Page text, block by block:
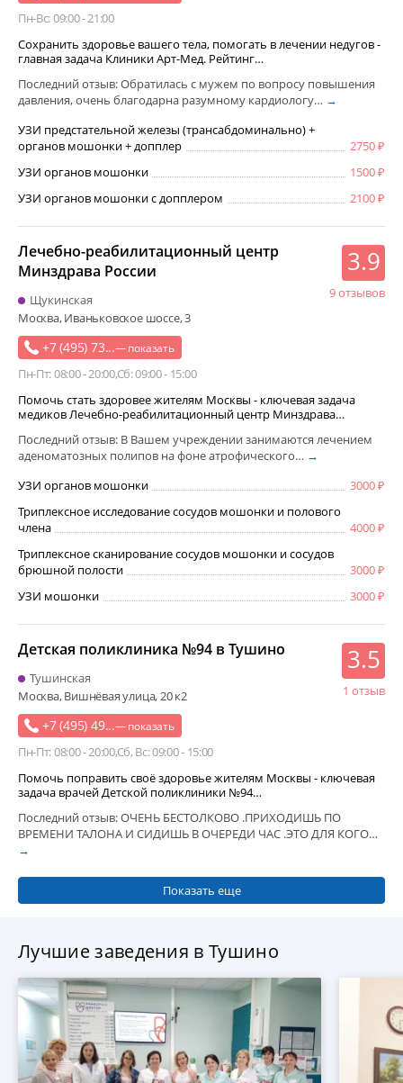
Пн-Вс: 09:00 - 21:00
Сохранить здоровье вашего тела, помогать в лечении недугов -
главная задача Клиники Арт-Мед. Рейтинг…
Последний отзыв: Обратилась с мужем по вопросу повышения
давления, очень благодарна разумному кардиологу… →
УЗИ предстательной железы (трансабдоминально) +
органов мошонки + допплер
2750
УЗИ органов мошонки
1500
УЗИ органов мошонки с допплером
2100
+7 (495) 73...— показать
Пн-Пт: 08:00 - 20:00Сб: 09:00 - 15:00
Лечебно-реабилитационный центр
Минздрава России
3.9
9 отзывов
Щукинская
Москва, Иваньковское шоссе, 3
Помочь стать здоровее жителям Москвы - ключевая задача
медиков Лечебно-реабилитационный центр Минздрава…
Последний отзыв: В Вашем учреждении занимаются лечением
аденоматозных полипов на фоне атрофического… →
УЗИ органов мошонки
3000
Триплексное исследование сосудов мошонки и полового
члена
4000
Триплексное сканирование сосудов мошонки и сосудов
брюшной полости
3000
УЗИ мошонки
3000
+7 (495) 49...— показать
Пн-Пт: 08:00 - 20:00Сб, Вс: 09:00 - 15:00
Детская поликлиника №94 в Тушино 3.5
1 отзыв
Тушинская
Москва, Вишнёвая улица, 20 к2
Помочь поправить своё здоровье жителям Москвы - ключевая
задача врачей Детской поликлиники №94…
Последний отзыв: ОЧЕНЬ БЕСТОЛКОВО .ПРИХОДИШЬ ПО
ВРЕМЕНИ ТАЛОНА И СИДИШЬ В ОЧЕРЕДИ ЧАС .ЭТО ДЛЯ КОГО…
→
Показать еще
Лучшие заведения в Тушино